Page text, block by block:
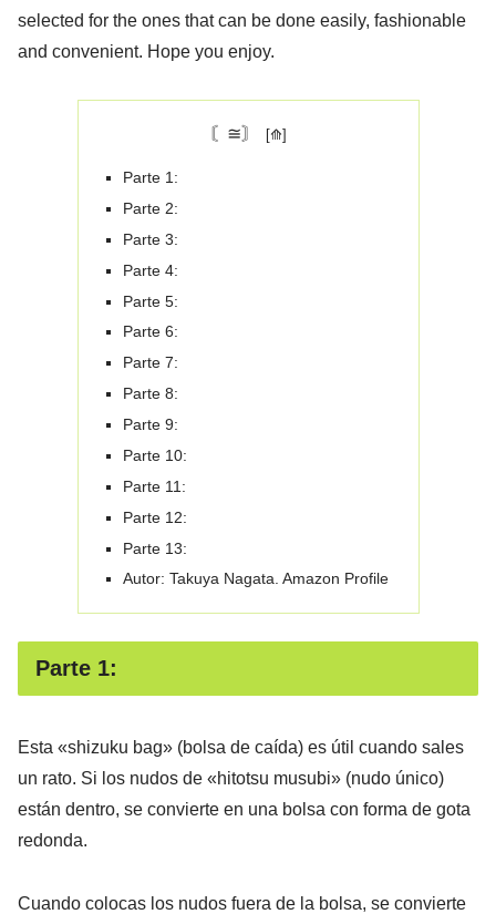
selected for the ones that can be done easily, fashionable
and convenient. Hope you enjoy.
〘≅〙
Parte 1:
Parte 2:
Parte 3:
Parte 4:
Parte 5:
Parte 6:
Parte 7:
Parte 8:
Parte 9:
Parte 10:
Parte 11:
Parte 12:
Parte 13:
Autor: Takuya Nagata. Amazon Profile
Parte 1:
Esta «shizuku bag» (bolsa de caída) es útil cuando sales
un rato. Si los nudos de «hitotsu musubi» (nudo único)
están dentro, se convierte en una bolsa con forma de gota
redonda.
Cuando colocas los nudos fuera de la bolsa, se convierte